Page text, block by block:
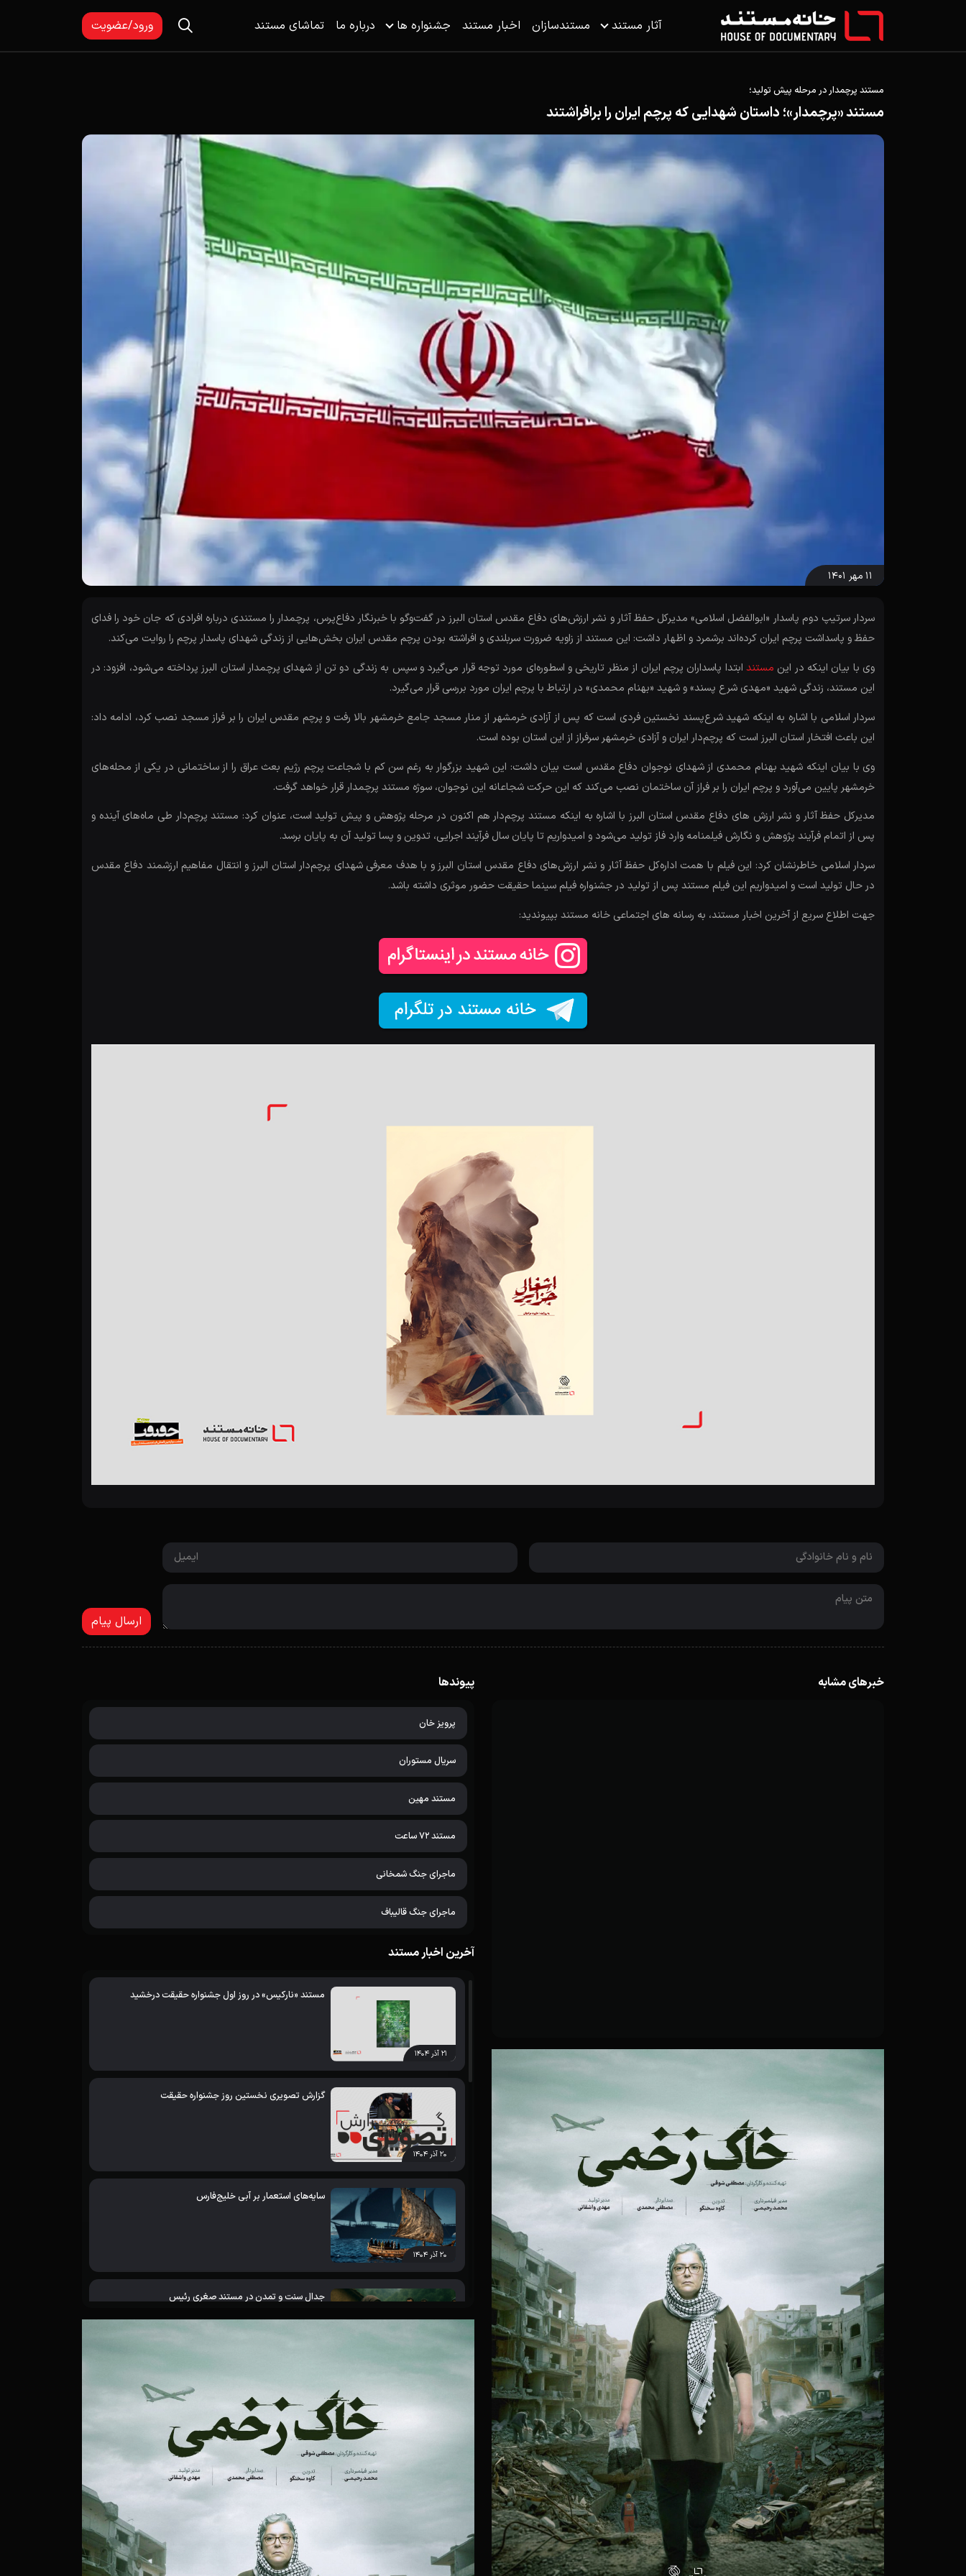
آثار مستند مستندسازان اخبار مستند جشنواره ها درباره ما تماشای مستند ورود/عضویت
پیوندها
پرویز خان
سریال مستوران
مستند مهین
مستند 72 ساعت
ماجرای جنگ شمخانی
ماجرای جنگ قالیباف
آخرین اخبار مستند
۲۱ آذر ۱۴۰۴
مستند «نارکیس» در روز اول جشنواره حقیقت درخشید
۲۰ آذر ۱۴۰۴
گزارش تصویری نخستین روز جشنواره حقیقت
۲۰ آذر ۱۴۰۴
سایه‌های استعمار بر آبی خلیج‌فارس
جدال سنت و تمدن در مستند صغری رئیس
زخم‌هایی که در خاک می‌ماند
۲۰ آذر ۱۴۰۴
سفری جسورانه به قلب یک انگ اجتماعی
مستند پرچمدار در مرحله پیش تولید؛
مستند «پرچمدار»؛ داستان شهدایی که پرچم ایران را برافراشتند
۱۱ مهر ۱۴۰۱
سردار سرتیپ دوم پاسدار «ابوالفضل اسلامی» مدیرکل حفظ آثار و نشر ارزش‌های دفاع‌ مقدس استان البرز در گفت‌وگو با خبرنگار دفاع‌پرس، پرچمدار را مستندی درباره افرادی که جان خود را فدای
حفظ و پاسداشت پرچم ایران کرده‌اند برشمرد و اظهار داشت: این مستند از زاویه ضرورت سربلندی و افراشته بودن پرچم مقدس ایران بخش‌هایی از زندگی شهدای پاسدار پرچم را روایت می‌کند.
وی با بیان اینکه در این مستندابتدا پاسداران پرچم ایران از منظر تاریخی و اسطوره‌ای مورد توجه قرار می‌گیرد و سپس به زندگی دو تن از شهدای پرچمدار استان البرز پرداخته می‌شود، افزود: در
این مستند، زندگی شهید «مهدی شرع پسند» و شهید «بهنام محمدی» در ارتباط با پرچم ایران مورد بررسی قرار می‌گیرد.
سردار اسلامی با اشاره به اینکه شهید شرع‌‌پسند نخستین فردی است که پس از آزادی خرمشهر از منار مسجد جامع خرمشهر بالا رفت و پرچم مقدس ایران را بر فراز مسجد نصب کرد، ادامه داد:
این باعث افتخار استان البرز است که پرچم‌دار ایران و آزادی خرمشهر سرفراز از این استان بوده است.
وی ‌با بیان اینکه شهید بهنام محمدی از شهدای نوجوان دفاع مقدس است بیان داشت: این شهید بزرگوار به رغم سن کم با شجاعت پرچم رژیم بعث عراق را از ساختمانی در یکی از محله‌های
خرمشهر پایین می‌آورد و پرچم ایران را بر فراز آن ساختمان نصب می‌کند که این حرکت شجاعانه این نوجوان، سوژه مستند پرچمدار قرار خواهد گرفت.
مدیرکل حفظ آثار و نشر ارزش های دفاع مقدس استان البرز ‌با اشاره به اینکه مستند پرچم‌دار هم اکنون در مرحله پژوهش و پیش تولید است، عنوان کرد: مستند پرچم‌دار طی ماه‌های آینده و
پس از اتمام فرآیند پژوهش و نگارش فیلمنامه وارد فاز تولید می‌شود و امیدواریم تا پایان سال فرآیند اجرایی، تدوین و پسا تولید آن به پایان برسد.
سردار اسلامی خاطرنشان کرد: این فیلم با همت اداره‌کل حفظ آثار و نشر ارزش‌های دفاع مقدس استان البرز و با هدف معرفی شهدای پرچم‌دار استان البرز و انتقال مفاهیم ارزشمند دفاع مقدس
در حال تولید است و امیدواریم این فیلم مستند پس از تولید در جشنواره فیلم سینما حقیقت حضور موثری داشته باشد.
جهت اطلاع سریع از آخرین اخبار مستند، به رسانه های اجتماعی خانه مستند بپیوندید:
خبرهای مشابه